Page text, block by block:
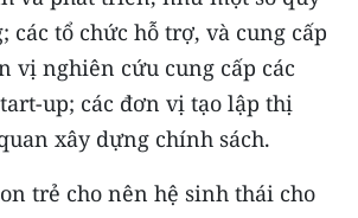
các tổ chức hỗ trợ, và cung cấp
vị nghiên cứu cung cấp các
up; các đơn vị tạo lập thị
xây dựng chính sách.
trẻ cho nên hệ sinh thái cho